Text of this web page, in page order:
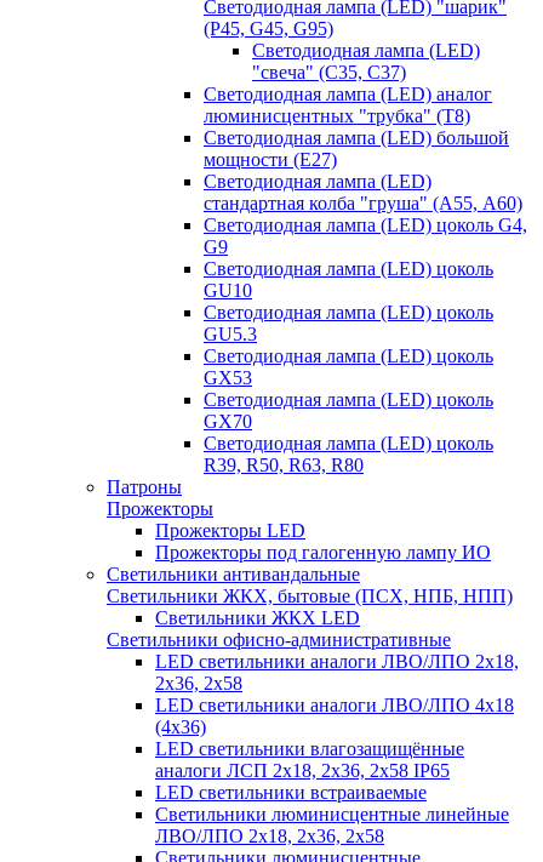
Светодиодная лампа (LED) "шарик"
(P45, G45, G95)
Светодиодная лампа (LED)
"свеча" (С35, С37)
Светодиодная лампа (LED) аналог
люминисцентных "трубка" (T8)
Светодиодная лампа (LED) большой
мощности (Е27)
Светодиодная лампа (LED)
стандартная колба "груша" (А55, А60)
Светодиодная лампа (LED) цоколь G4,
G9
Светодиодная лампа (LED) цоколь
GU10
Светодиодная лампа (LED) цоколь
GU5.3
Светодиодная лампа (LED) цоколь
GX53
Светодиодная лампа (LED) цоколь
GX70
Светодиодная лампа (LED) цоколь
R39, R50, R63, R80
Патроны
Прожекторы
Прожекторы LED
Прожекторы под галогенную лампу ИО
Светильники антивандальные
Светильники ЖКХ, бытовые (ПСХ, НПБ, НПП)
Светильники ЖКХ LED
Светильники офисно-административные
LED светильники аналоги ЛВО/ЛПО 2х18,
2х36, 2х58
LED светильники аналоги ЛВО/ЛПО 4х18
(4х36)
LED светильники влагозащищённые
аналоги ЛСП 2х18, 2х36, 2х58 IP65
LED светильники встраиваемые
Светильники люминисцентные линейные
ЛВО/ЛПО 2х18, 2х36, 2х58
Светильники люминисцентные